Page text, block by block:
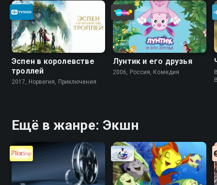
Эспен в королевстве
троллей
2017, Норвегия, Приключения
Лунтик и его друзья
2006, Россия, Комедия
Ещё в жанре: Экшн